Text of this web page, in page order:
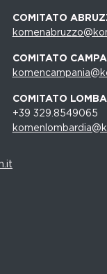
COMITATO
COMITATO
COMITATO
+39 329.8549065